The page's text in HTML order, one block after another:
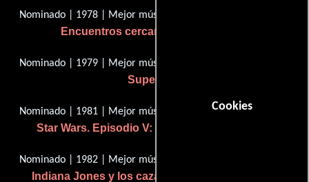
Cookies
Nominado | 1978 | Mejor música, Puntuación original
Encuentros cercanos del tercer tipo
Nominado | 1979 | Mejor música, Puntuación original
Superman
Nominado | 1981 | Mejor música, Puntuación original
Star Wars. Episodio V: El imperio contraataca
Nominado | 1982 | Mejor música, Puntuación original
Indiana Jones y los cazadores del arca perdida